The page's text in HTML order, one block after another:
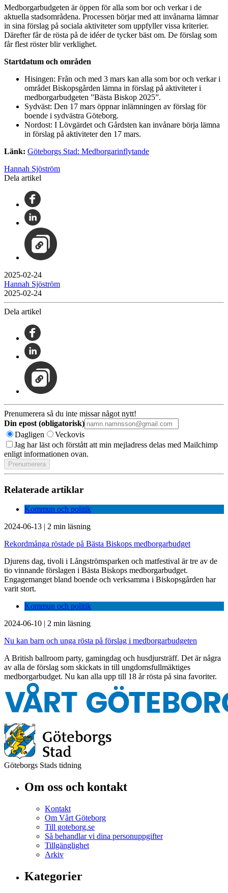
Medborgarbudgeten är öppen för alla som bor och verkar i de
aktuella stadsområdena. Processen börjar med att invånarna lämnar
in sina förslag på sociala aktiviteter som uppfyller vissa kriterier.
Därefter får de rösta på de idéer de tycker bäst om. De förslag som
får flest röster blir verklighet.
Startdatum och områden
Hisingen: Från och med 3 mars kan alla som bor och verkar i
området Biskopsgården lämna in förslag på aktiviteter i
medborgarbudgeten ”Bästa Biskop 2025”.
Sydväst: Den 17 mars öppnar inlämningen av förslag för
boende i sydvästra Göteborg.
Nordost: I Lövgärdet och Gårdsten kan invånare börja lämna
in förslag på aktiviteter den 17 mars.
Länk: Göteborgs Stad: Medborgarinflytande
Hannah Sjöström
Dela artikel
2025-02-24
Hannah Sjöström
2025-02-24
Dela artikel
Prenumerera så du inte missar något nytt!
Din epost (obligatorisk)
Dagligen
Veckovis
Jag har läst och förstått att min mejladress delas med Mailchimp
enligt informationen ovan.
Relaterade artiklar
Kommun och politik
2024-06-13 | 2 min läsning
Rekordmånga röstade på Bästa Biskops medborgarbudget
Djurens dag, tivoli i Långströmsparken och matfestival är tre av de
tio vinnande förslagen i Bästa Biskops medborgarbudget.
Engagemanget bland boende och verksamma i Biskopsgården har
varit stort.
Kommun och politik
2024-06-10 | 2 min läsning
Nu kan barn och unga rösta på förslag i medborgarbudgeten
A British ballroom party, gamingdag och husdjursträff. Det är några
av alla de förslag som skickats in till ungdomsfullmäktiges
medborgarbudget. Nu kan alla upp till 18 år rösta på sina favoriter.
Göteborgs Stads tidning
Om oss och kontakt
Kontakt
Om Vårt Göteborg
Till goteborg.se
Så behandlar vi dina personuppgifter
Tillgänglighet
Arkiv
Kategorier